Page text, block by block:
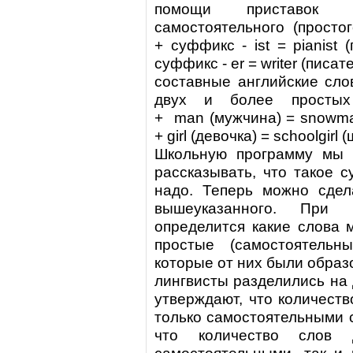
помощи
самостоятельного
+ суффикс - ist = pianist
суффикс - er= writer
составные английские
двух и более
+ man (мужчина) =
+ girl (девочка) = schoolgirl
Школьную программу мы
рассказывать, что такое
надо. Теперь можно
вышеуказанного. При
определится какие слова
простые
которые от них были
лингвисты разделились
утверждают, что
только самостоятельными
что количество слов